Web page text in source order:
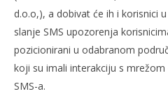
d.o.o,), a dobivat će ih i korisnici
slanje SMS upozorenja
pozicionirani u odabranom
koji su imali interakciju s
SMS-a.